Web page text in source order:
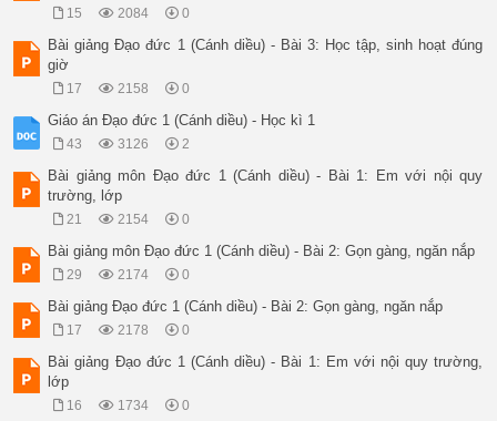
15 2084 0
Bài giảng Đạo đức 1 (Cánh diều) - Bài 3: Học tập, sinh hoạt đúng
giờ
17 2158 0
Giáo án Đạo đức 1 (Cánh diều) - Học kì 1
43 3126 2
Bài giảng môn Đạo đức 1 (Cánh diều) - Bài 1: Em với nội quy
trường, lớp
21 2154 0
Bài giảng môn Đạo đức 1 (Cánh diều) - Bài 2: Gọn gàng, ngăn nắp
29 2174 0
Bài giảng Đạo đức 1 (Cánh diều) - Bài 2: Gọn gàng, ngăn nắp
17 2178 0
Bài giảng Đạo đức 1 (Cánh diều) - Bài 1: Em với nội quy trường,
lớp
16 1734 0